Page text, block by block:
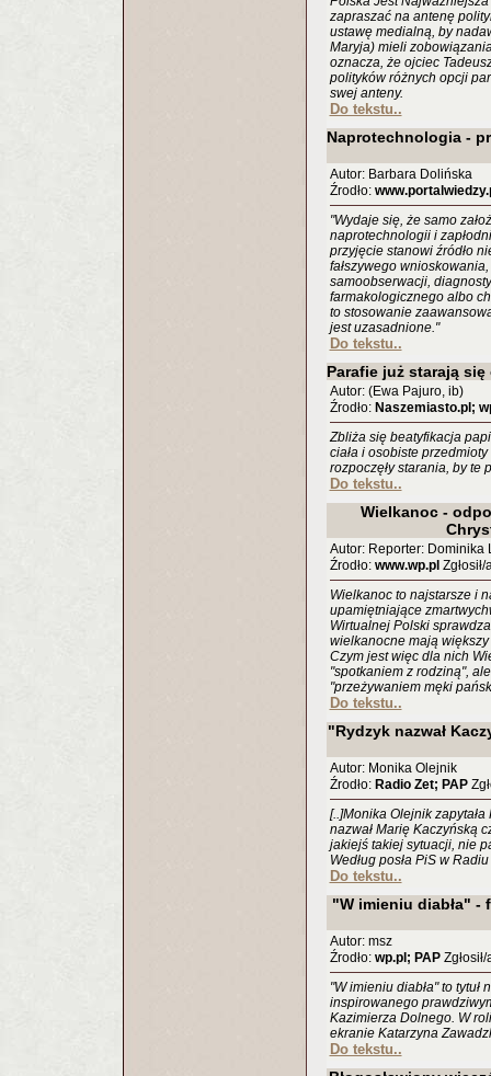
zapraszać na antenę
ustawę medialną, by
Maryja) mieli
oznacza, że ojciec
polityków różnych opcji
swej anteny.
Do tekstu..
Naprotechnologia -
Autor: Barbara Dolińska
Źrodło:
"Wydaje się, że samo
naprotechnologii i
przyjęcie stanowi źródło
fałszywego
samoobserwacji,
farmakologicznego albo
to stosowanie
jest uzasadnione."
Do tekstu..
Parafie już starają się
Autor: (Ewa Pajuro, ib)
Źrodło: Naszemiasto.pl;
Zbliża się beatyfikacja
ciała i osobiste
rozpoczęły starania, by te
Do tekstu..
Wielkanoc -
Autor: Reporter: Dominika
Źrodło: www.wp.pl
Wielkanoc to najstarsze i
upamiętniające
Wirtualnej Polski
wielkanocne mają
Czym jest więc dla nich
"spotkaniem z rodziną",
"przeżywaniem męki
Do tekstu..
"Rydzyk nazwał
Autor: Monika Olejnik
Źrodło: Radio Zet; PAP
[..]Monika Olejnik
nazwał Marię Kaczyńską
jakiejś takiej sytuacji, nie
Według posła PiS w
Do tekstu..
"W imieniu diabła" -
Autor: msz
Źrodło: wp.pl; PAP
"W imieniu diabła" to
inspirowanego
Kazimierza Dolnego. W
ekranie Katarzyna
Do tekstu..